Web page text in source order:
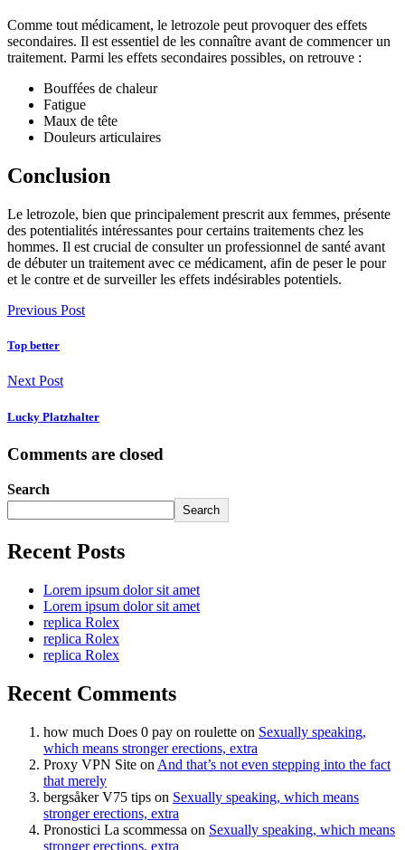
Comme tout médicament, le letrozole peut provoquer des effets
secondaires. Il est essentiel de les connaître avant de commencer un
traitement. Parmi les effets secondaires possibles, on retrouve :
Bouffées de chaleur
Fatigue
Maux de tête
Douleurs articulaires
Conclusion
Le letrozole, bien que principalement prescrit aux femmes, présente
des potentialités intéressantes pour certains traitements chez les
hommes. Il est crucial de consulter un professionnel de santé avant
de débuter un traitement avec ce médicament, afin de peser le pour
et le contre et de surveiller les effets indésirables potentiels.
Previous Post
Top better
Next Post
Lucky Platzhalter
Comments are closed
Search
Search
Recent Posts
Lorem ipsum dolor sit amet
Lorem ipsum dolor sit amet
replica Rolex
replica Rolex
replica Rolex
Recent Comments
how much Does 0 pay on roulette on Sexually speaking,
which means stronger erections, extra
Proxy VPN Site on And that’s not even stepping into the fact
that merely
bergsåker V75 tips on Sexually speaking, which means
stronger erections, extra
Pronostici La scommessa on Sexually speaking, which means
stronger erections, extra